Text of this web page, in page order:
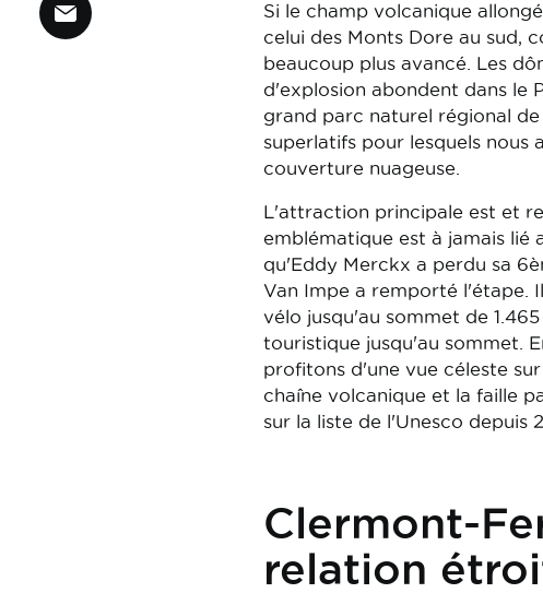
Si le champ volcanique
celui des Monts Dore au sud,
beaucoup plus avancé. Les
d'explosion abondent dans le
grand parc naturel régional de
superlatifs pour lesquels nous
couverture nuageuse.
L'attraction principale est et
emblématique est à jamais lié
qu'Eddy Merckx a perdu sa
Van Impe a remporté l'étape.
vélo jusqu'au sommet de
touristique jusqu'au sommet.
profitons d'une vue céleste
chaîne volcanique et la faille
sur la liste de l'Unesco depuis
Clermont-
relation